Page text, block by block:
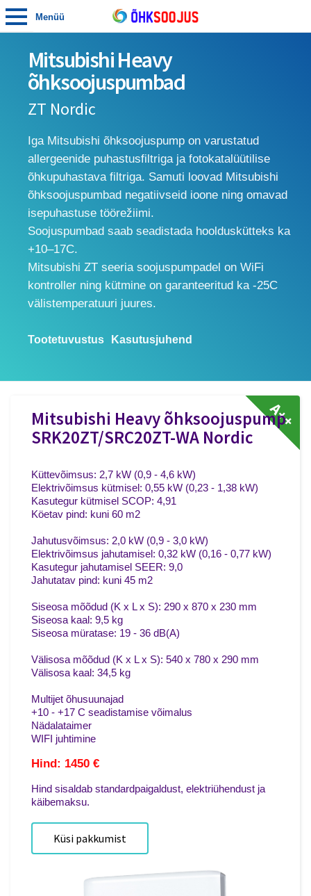
Menüü
Mitsubishi Heavy
õhksoojuspumbad
ZT Nordic
Iga Mitsubishi õhksoojuspump on varustatud
allergeenide puhastusfiltriga ja fotokatalüütilise
õhkupuhastava filtriga. Samuti loovad Mitsubishi
õhksoojuspumbad negatiivseid ioone ning omavad
isepuhastuse töörežiimi.
Soojuspumbad saab seadistada hoolduskütteks ka
+10–17C.
Mitsubishi ZT seeria soojuspumpadel on WiFi
kontroller ning kütmine on garanteeritud ka -25C
välistemperatuuri juures.
Tootetuvustus Kasutusjuhend
A++
Mitsubishi Heavy õhksoojuspump
SRK20ZT/SRC20ZT-WA Nordic
Küttevõimsus: 2,7 kW (0,9 - 4,6 kW)
Elektrivõimsus kütmisel: 0,55 kW (0,23 - 1,38 kW)
Kasutegur kütmisel SCOP: 4,91
Köetav pind: kuni 60 m2
Jahutusvõimsus: 2,0 kW (0,9 - 3,0 kW)
Elektrivõimsus jahutamisel: 0,32 kW (0,16 - 0,77 kW)
Kasutegur jahutamisel SEER: 9,0
Jahutatav pind: kuni 45 m2
Siseosa mõõdud (K x L x S): 290 x 870 x 230 mm
Siseosa kaal: 9,5 kg
Siseosa müratase: 19 - 36 dB(A)
Välisosa mõõdud (K x L x S): 540 x 780 x 290 mm
Välisosa kaal: 34,5 kg
Multijet õhusuunajad
+10 - +17 C seadistamise võimalus
Nädalataimer
WIFI juhtimine
Hind: 1450 €
Hind sisaldab standardpaigaldust, elektriühendust ja
käibemaksu.
Küsi pakkumist